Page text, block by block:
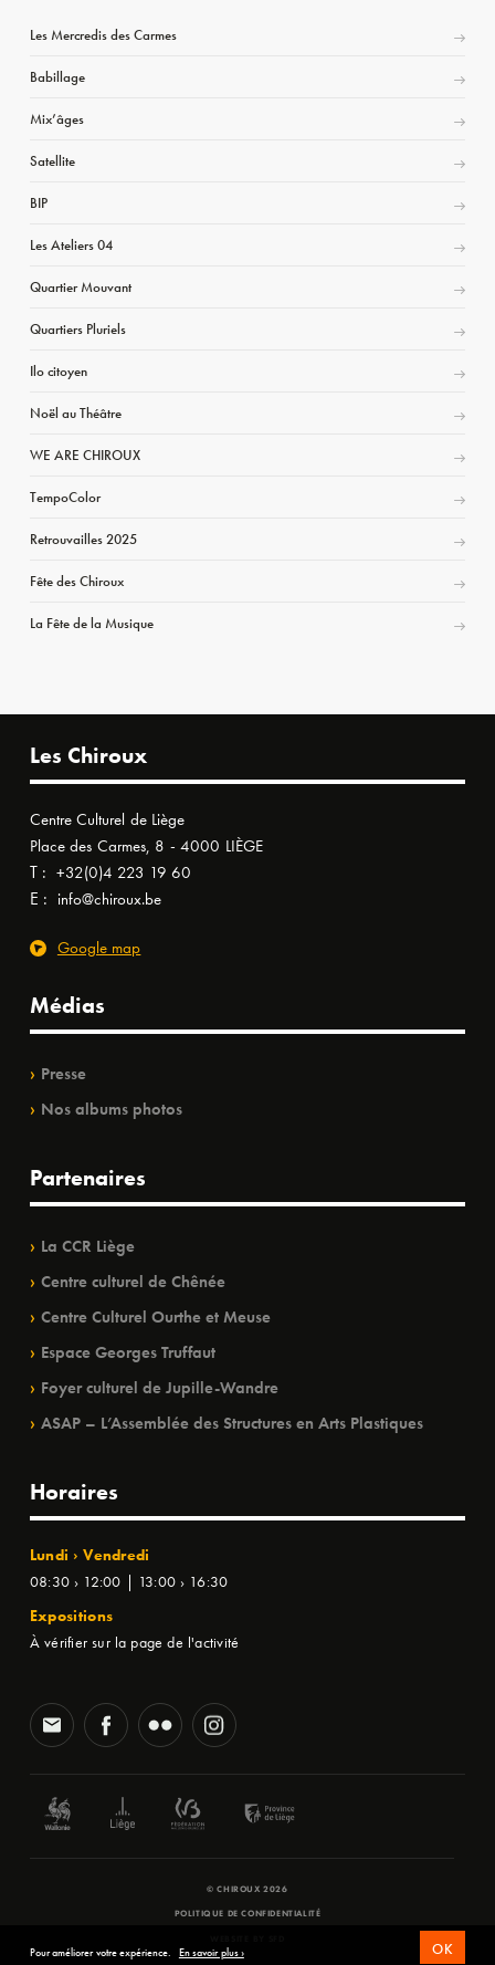
Les Mercredis des Carmes
Babillage
Mix’âges
Satellite
BIP
Les Ateliers 04
Quartier Mouvant
Quartiers Pluriels
Ilo citoyen
Noël au Théâtre
WE ARE CHIROUX
TempoColor
Retrouvailles 2025
Fête des Chiroux
La Fête de la Musique
Les Chiroux
Centre Culturel de Liège
Place des Carmes, 8 - 4000 LIÈGE
T : +32(0)4 223 19 60
E : info@chiroux.be
Google map
Médias
Presse
Nos albums photos
Partenaires
La CCR Liège
Centre culturel de Chênée
Centre Culturel Ourthe et Meuse
Espace Georges Truffaut
Foyer culturel de Jupille-Wandre
ASAP – L’Assemblée des Structures en Arts Plastiques
Horaires
Lundi › Vendredi
08:30 › 12:00 | 13:00 › 16:30
Expositions
À vérifier sur la page de l'activité
© CHIROUX 2026
POLITIQUE DE CONFIDENTIALITÉ
Pour améliorer votre expérience. En savoir plus › OK